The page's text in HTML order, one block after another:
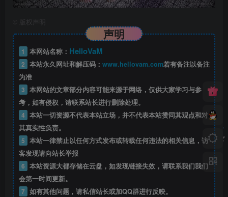
版权声明
声明
1 本网站名称： HelloVaM
2 本站永久网址和解压码： www.hellovam.com若有备注以备注
为准
3 本网站的文章部分内容可能来源于网络，仅供大家学习与参
考，如有侵权，请联系站长进行删除处理。
4 本站一切资源不代表本站立场，并不代表本站赞同其观点和对
其真实性负责。
5 本站一律禁止以任何方式发布或转载任何违法的相关信息，访
客发现请向站长举报
6 本站资源大都存储在云盘，如发现链接失效，请联系我们我们
会第一时间更新。
7 如有其他问题，请私信站长或加QQ群进行反映。